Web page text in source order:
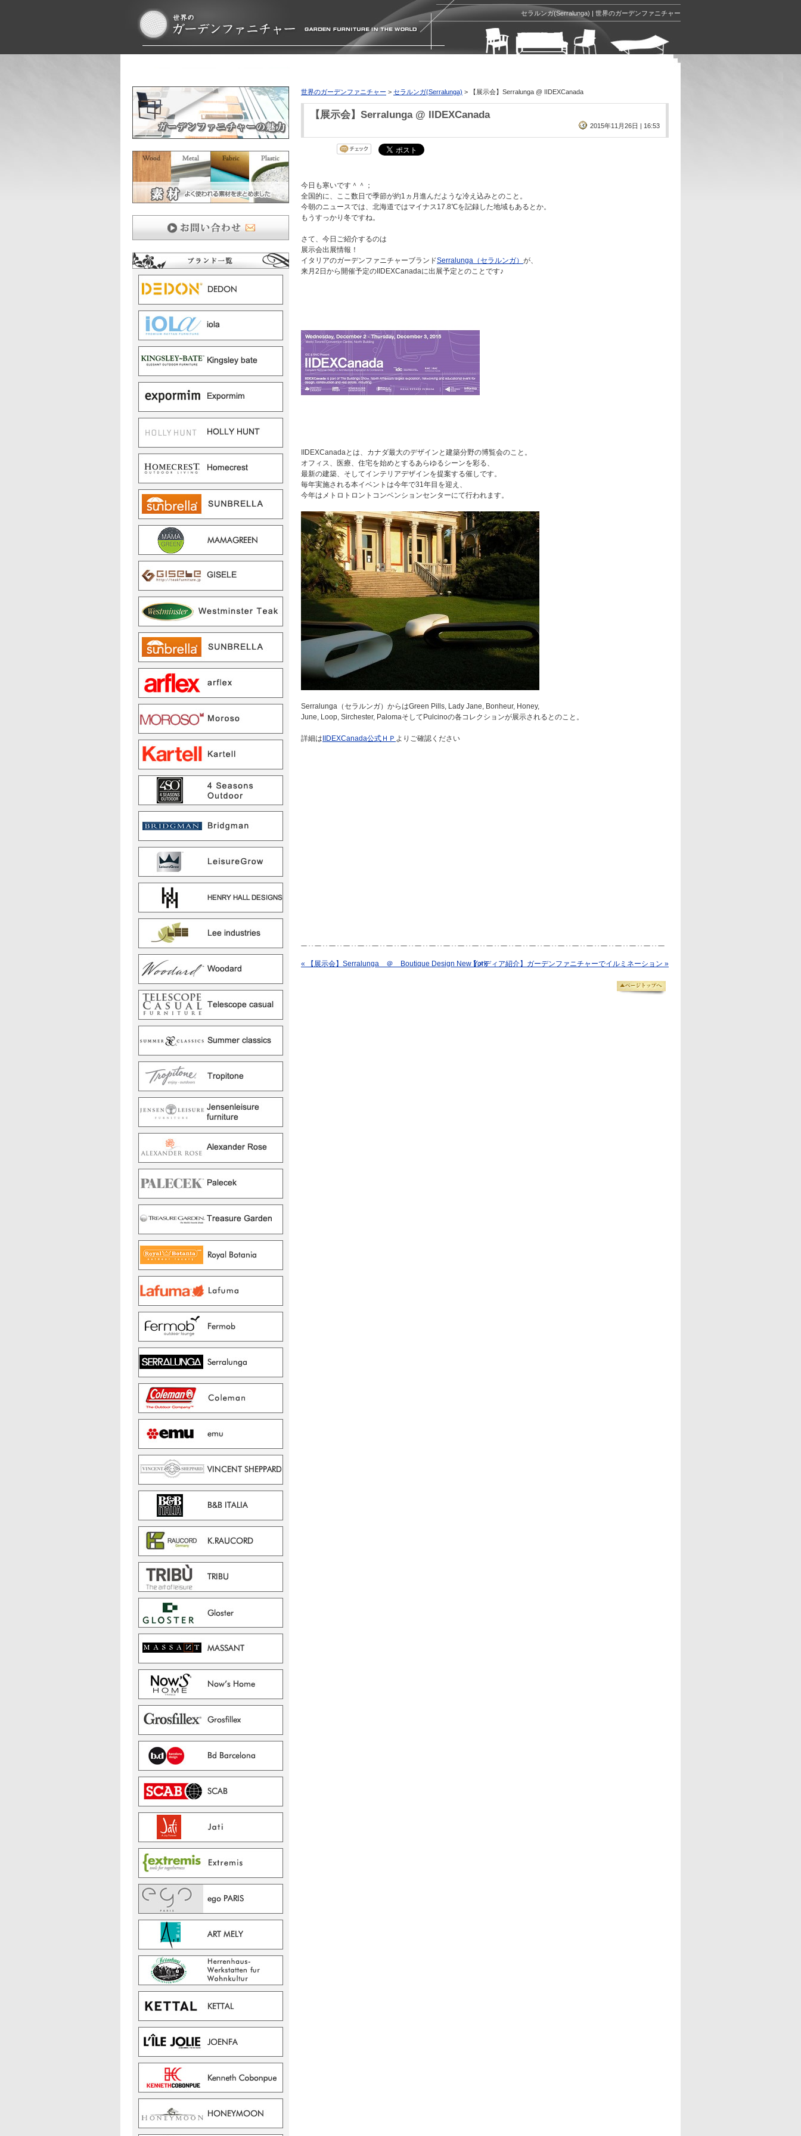
セラルンガ(Serralunga) | 世界のガーデンファニチャー
世界のガーデンファニチャー > セラルンガ(Serralunga) > 【展示会】Serralunga @ IIDEXCanada
【展示会】Serralunga @ IIDEXCanada
2015年11月26日 | 16:53
今日も寒いです＾＾；
全国的に、ここ数日で季節が約1ヵ月進んだような冷え込みとのこと。
今朝のニュースでは、北海道ではマイナス17.8℃を記録した地域もあるとか。
もうすっかり冬ですね。
さて、今日ご紹介するのは
展示会出展情報！
イタリアのガーデンファニチャーブランドSerralunga（セラルンガ） が、
来月2日から開催予定のIIDEXCanadaに出展予定とのことです♪
IIDEXCanadaとは、カナダ最大のデザインと建築分野の博覧会のこと。
オフィス、医療、住宅を始めとするあらゆるシーンを彩る、
最新の建築、そしてインテリアデザインを提案する催しです。
毎年実施される本イベントは今年で31年目を迎え、
今年はメトロトロントコンベンションセンターにて行われます。
Serralunga（セラルンガ）からはGreen Pills, Lady Jane, Bonheur, Honey,
June, Loop, Sirchester, PalomaそしてPulcinoの各コレクションが展示されるとのこと。
詳細は IIDEXCanada公式ＨＰ よりご確認ください
« 【展示会】Serralunga ＠ Boutique Design New York【メディア紹介】ガーデンファニチャーでイルミネーション »